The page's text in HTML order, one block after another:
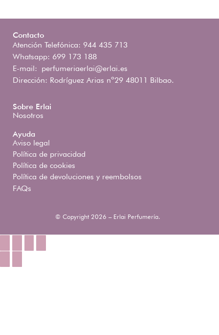
Contacto
Atención Telefónica: 944 435 713
Whatsapp: 699 173 188
E-mail: perfumeriaerlai@erlai.es
Dirección: Rodríguez Arias nº29 48011 Bilbao.
Sobre Erlai
Nosotros
Ayuda
Aviso legal
Política de privacidad
Política de cookies
Política de devoluciones y reembolsos
FAQs
© Copyright 2026 – Erlai Perfumería.